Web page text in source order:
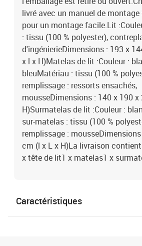
livré avec un manuel de
pour un montage facile.Lit
: tissu (100 % polyester),
d'ingénierieDimensions : 193 x
x l x H)Matelas de lit :Couleur :
bleuMatériau : tissu (100 %
remplissage : ressorts ensachés,
mousseDimensions : 140 x 190
H)Surmatelas de lit :Couleur :
sur-matelas : tissu (100 %
remplissage :
cm (l x L x H)La livraison
x tête de lit1 x matelas1 x
Caractéristiques